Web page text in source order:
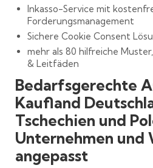
Inkasso-Service mit
Forderungsmanagement
Sichere Cookie Consent
mehr als 80 hilfreiche
& Leitfäden
Bedarfsgerechte
Kaufland
Tschechien und
Unternehmen und
angepasst